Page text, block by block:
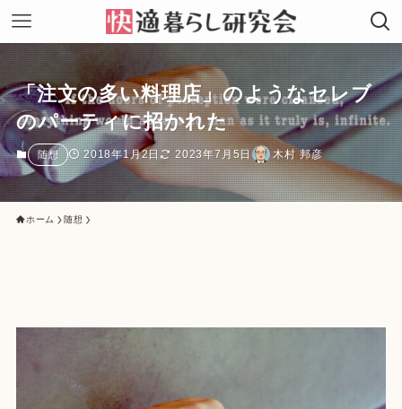
「注文の多い料理店」のようなセレブ
のパーティに招かれた
随想 2018年1月2日 2023年7月5日 木村 邦彦
ホーム 随想